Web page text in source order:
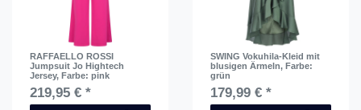
RAFFAELLO ROSSI
Jumpsuit Jo Hightech
Jersey, Farbe: pink
219,95 € *
SWING Vokuhila-Kleid mit
blusigen Ärmeln, Farbe:
grün
179,99 € *